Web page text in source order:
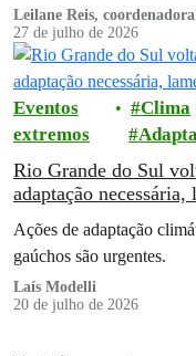
Leilane Reis,
Greenpeace Brasil
27 de julho de 2026
Eventos
extremos
Clima
Rio Grande do Sul
adaptação
Ações de adaptação
gaúchos são urgentes.
Laís Modelli
20 de julho de 2026